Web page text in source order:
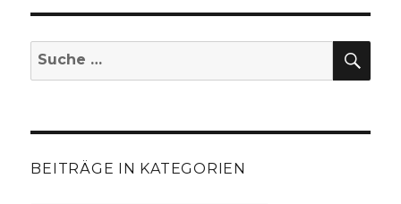
Suche
nach:
BEITRÄGE IN KATEGORIEN